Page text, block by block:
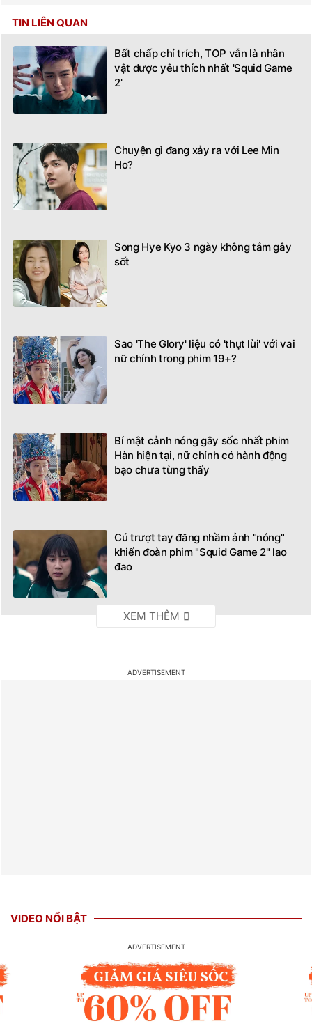
TIN LIÊN QUAN
Bất chấp chỉ trích, TOP vẫn là nhân
vật được yêu thích nhất 'Squid Game
2'
Chuyện gì đang xảy ra với Lee Min
Ho?
Song Hye Kyo 3 ngày không tắm gây
sốt
Sao 'The Glory' liệu có 'thụt lùi' với vai
nữ chính trong phim 19+?
Bí mật cảnh nóng gây sốc nhất phim
Hàn hiện tại, nữ chính có hành động
bạo chưa từng thấy
Cú trượt tay đăng nhầm ảnh "nóng"
khiến đoàn phim "Squid Game 2" lao
đao
VIDEO NỔI BẬT